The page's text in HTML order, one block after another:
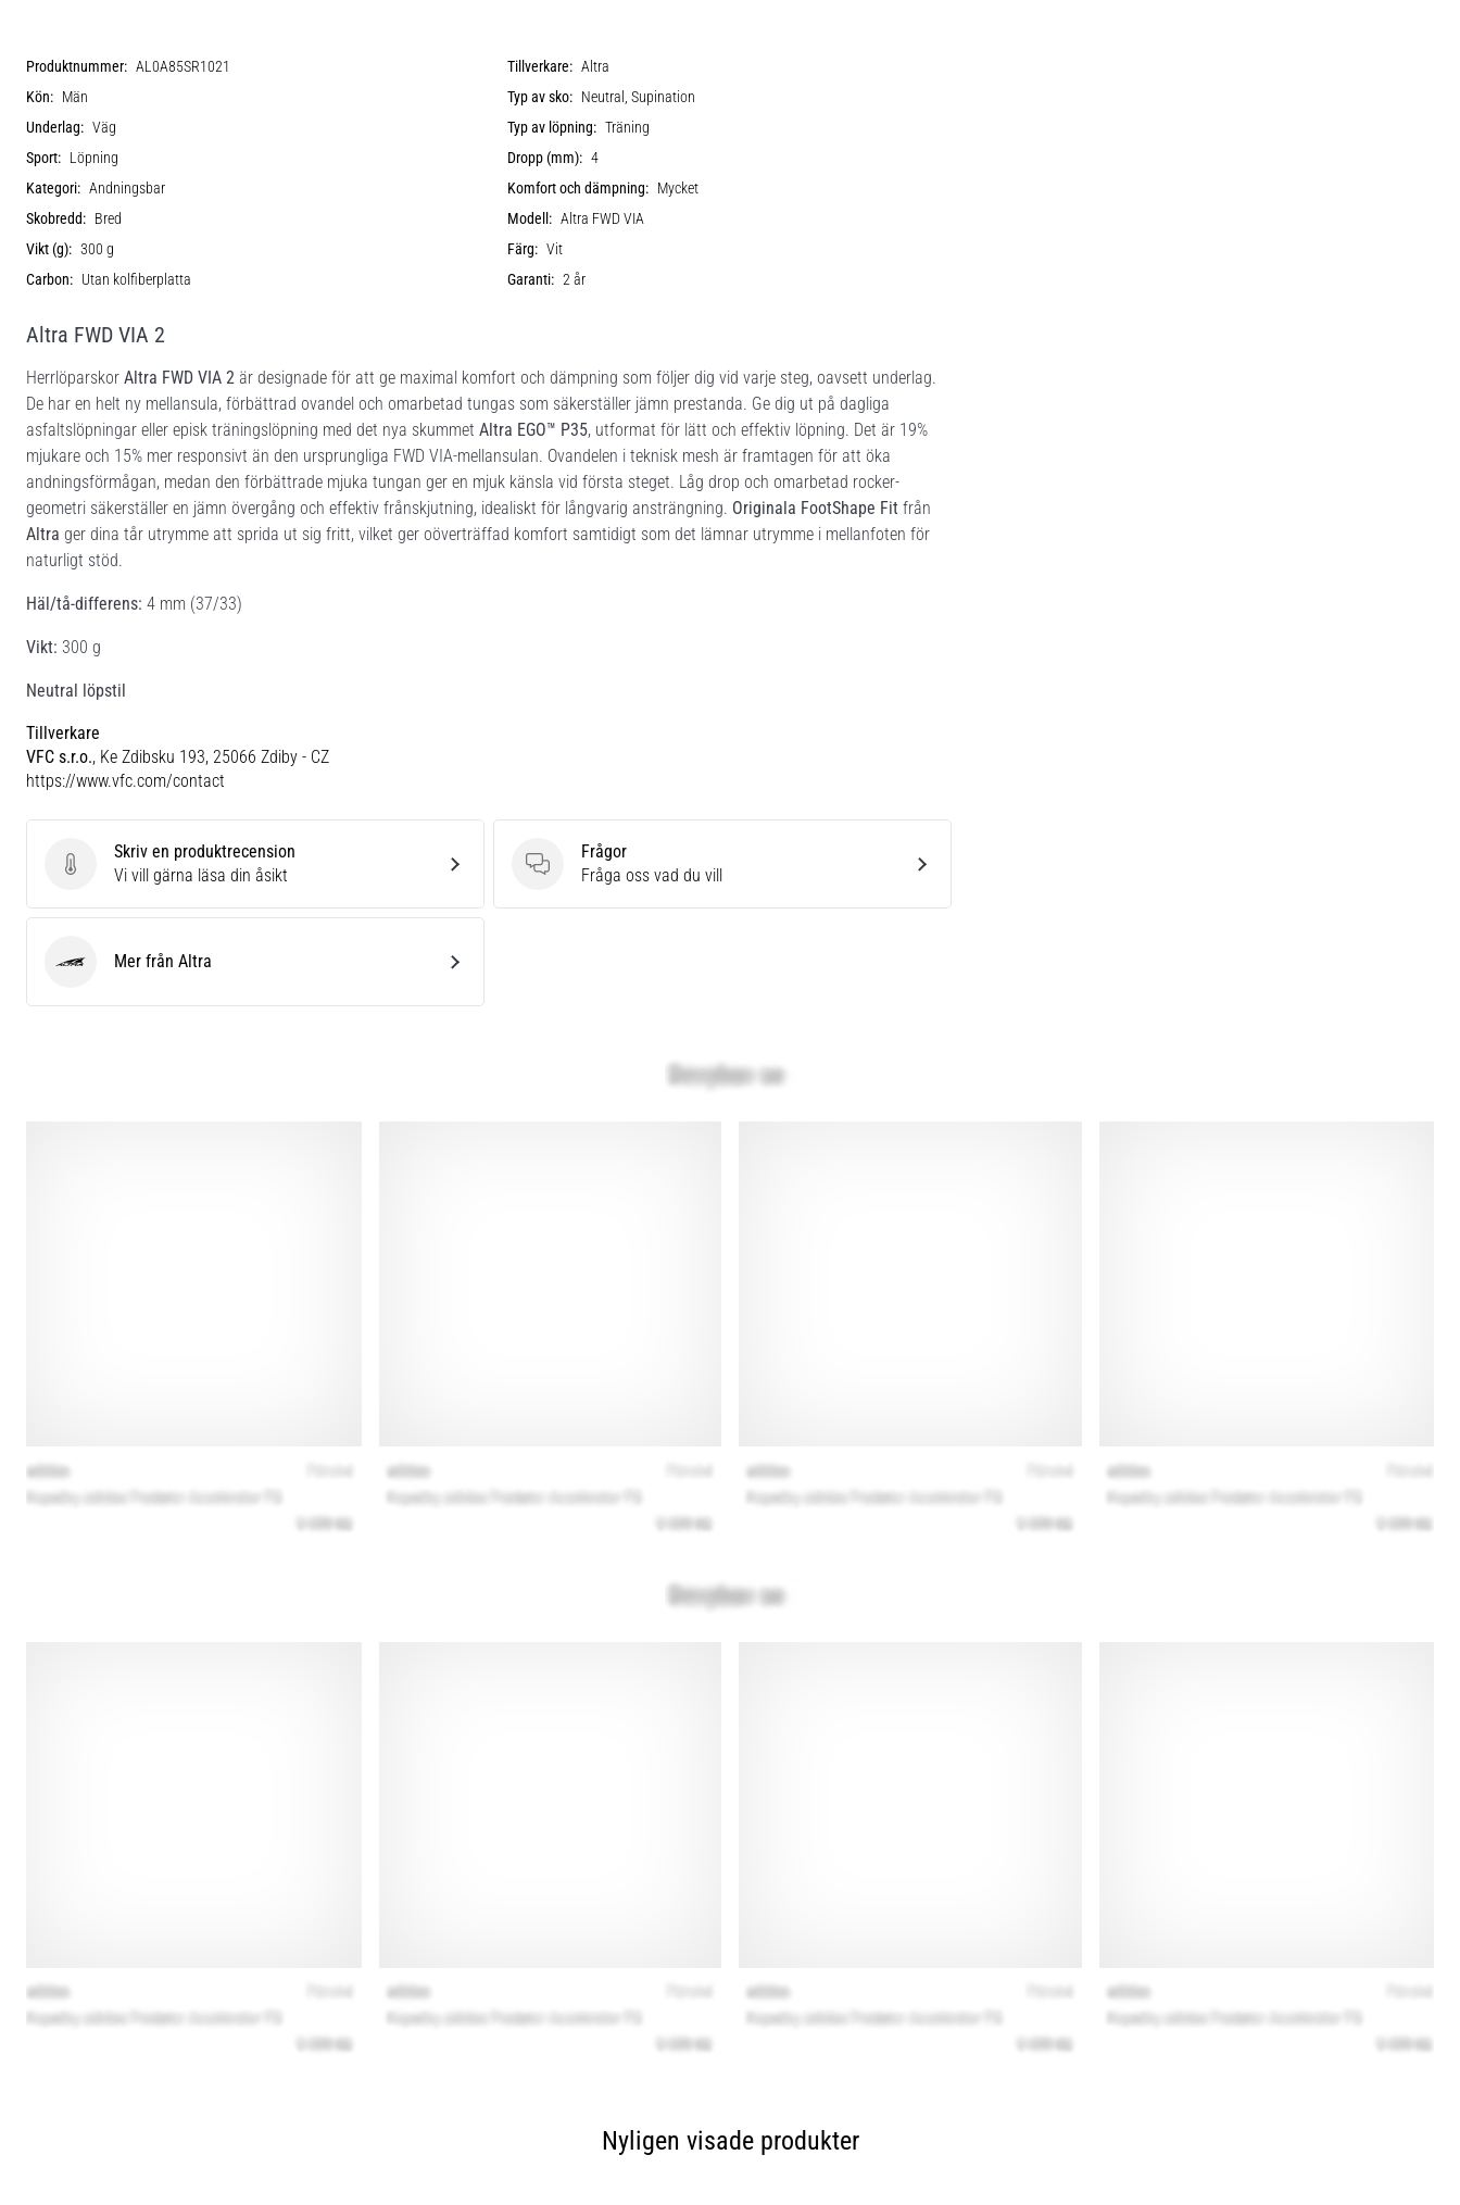
Produktnummer: AL0A85SR1021 Tillverkare: Altra
Kön: Män Typ av sko: Neutral, Supination
Underlag: Väg Typ av löpning: Träning
Sport: Löpning Dropp (mm): 4
Kategori: Andningsbar Komfort och dämpning: Mycket
Skobredd: Bred Modell: Altra FWD VIA
Vikt (g): 300 g Färg: Vit
Carbon: Utan kolfiberplatta Garanti: 2 år
Altra FWD VIA 2
Herrlöparskor Altra FWD VIA 2 är designade för att ge maximal komfort och dämpning som följer dig vid varje steg, oavsett underlag.
De har en helt ny mellansula, förbättrad ovandel och omarbetad tungas som säkerställer jämn prestanda. Ge dig ut på dagliga
asfaltslöpningar eller episk träningslöpning med det nya skummet Altra EGO™ P35, utformat för lätt och effektiv löpning. Det är 19%
mjukare och 15% mer responsivt än den ursprungliga FWD VIA-mellansulan. Ovandelen i teknisk mesh är framtagen för att öka
andningsförmågan, medan den förbättrade mjuka tungan ger en mjuk känsla vid första steget. Låg drop och omarbetad rocker-
geometri säkerställer en jämn övergång och effektiv frånskjutning, idealiskt för långvarig ansträngning. Originala FootShape Fit från
Altra ger dina tår utrymme att sprida ut sig fritt, vilket ger oöverträffad komfort samtidigt som det lämnar utrymme i mellanfoten för
naturligt stöd.
Häl/tå-differens: 4 mm (37/33)
Vikt: 300 g
Neutral löpstil
Tillverkare
VFC s.r.o., Ke Zdibsku 193, 25066 Zdiby - CZ
https://www.vfc.com/contact
Skriv en produktrecension
Skriv en produktrecension
Vi vill gärna läsa din åsikt
Frågor
Frågor
Fråga oss vad du vill
Altra Mer från Altra
Nyligen visade produkter